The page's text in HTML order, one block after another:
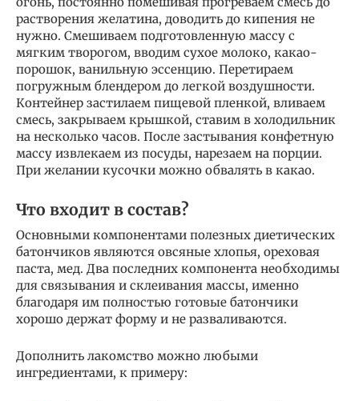
растворения желатина, доводить до кипения не
нужно. Смешиваем подготовленную массу с
мягким творогом, вводим сухое молоко, какао-
порошок, ванильную эссенцию. Перетираем
погружным блендером до легкой воздушности.
Контейнер застилаем пищевой пленкой, вливаем
смесь, закрываем крышкой, ставим в холодильник
на несколько часов. После застывания конфетную
массу извлекаем из посуды, нарезаем на порции.
При желании кусочки можно обвалять в какао.
Что входит в состав?
Основными компонентами полезных диетических
батончиков являются овсяные хлопья, ореховая
паста, мед. Два последних компонента необходимы
для связывания и склеивания массы, именно
благодаря им полностью готовые батончики
хорошо держат форму и не разваливаются.
Дополнить лакомство можно любыми
ингредиентами, к примеру: